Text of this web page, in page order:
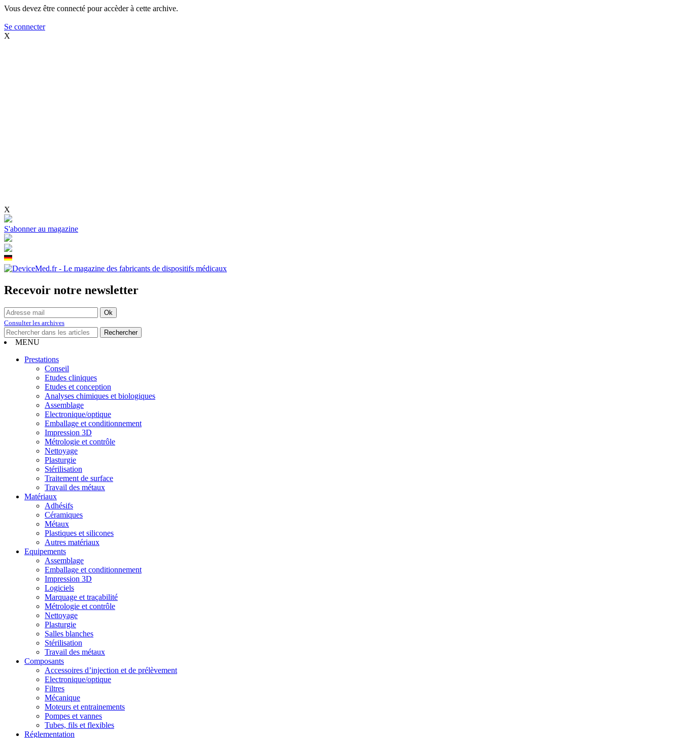
Vous devez être connecté pour accèder à cette archive.
Se connecter
X
X
S'abonner au magazine
Recevoir notre newsletter
Consulter les archives
MENU
Prestations
Conseil
Etudes cliniques
Etudes et conception
Analyses chimiques et biologiques
Assemblage
Electronique/optique
Emballage et conditionnement
Impression 3D
Métrologie et contrôle
Nettoyage
Plasturgie
Stérilisation
Traitement de surface
Travail des métaux
Matériaux
Adhésifs
Céramiques
Métaux
Plastiques et silicones
Autres matériaux
Equipements
Assemblage
Emballage et conditionnement
Impression 3D
Logiciels
Marquage et traçabilité
Métrologie et contrôle
Nettoyage
Plasturgie
Salles blanches
Stérilisation
Travail des métaux
Composants
Accessoires d’injection et de prélèvement
Electronique/optique
Filtres
Mécanique
Moteurs et entrainements
Pompes et vannes
Tubes, fils et flexibles
Réglementation